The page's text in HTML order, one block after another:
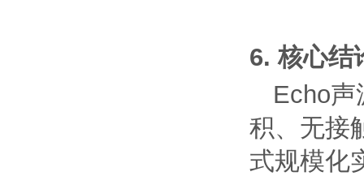
6.核心结
Echo声
积、无接
式规模化